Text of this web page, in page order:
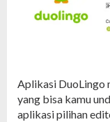
Aplikasi DuoLingo
yang bisa kamu
aplikasi pilihan